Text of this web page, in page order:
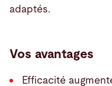
adaptés.
Vos avantages
Efficacité